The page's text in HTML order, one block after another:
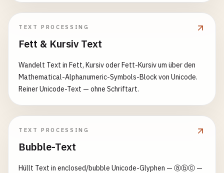
TEXT PROCESSING
Fett & Kursiv Text
Wandelt Text in Fett, Kursiv oder Fett-Kursiv um über den
Mathematical-Alphanumeric-Symbols-Block von Unicode.
Reiner Unicode-Text — ohne Schriftart.
TEXT PROCESSING
Bubble-Text
Hüllt Text in enclosed/bubble Unicode-Glyphen — ⓐⓑⓒ —